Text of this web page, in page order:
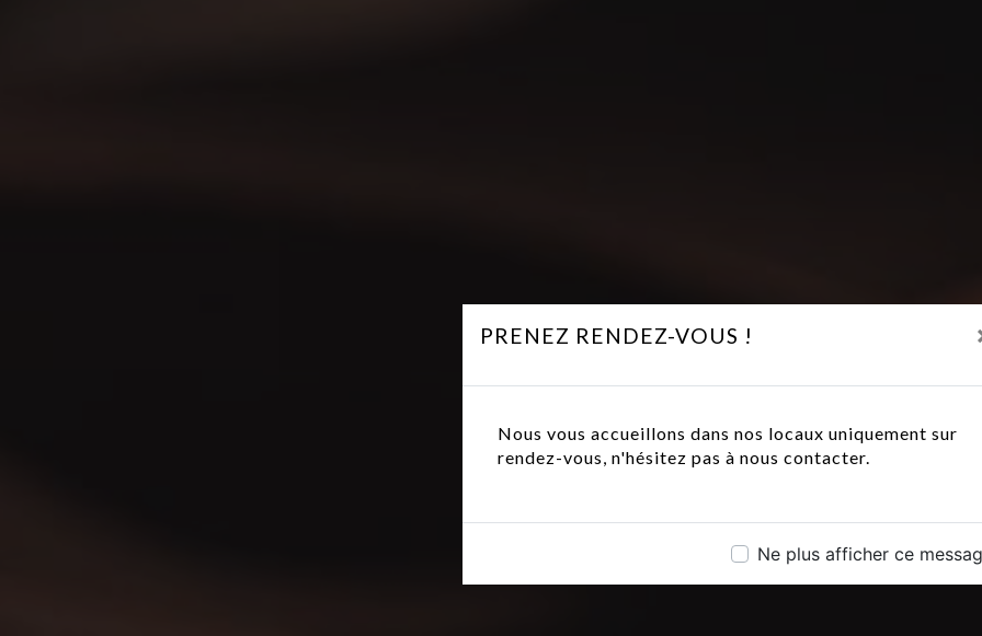
PRENEZ RENDEZ-VOUS !
Nous vous accueillons dans nos locaux uniquement sur
rendez-vous, n'hésitez pas à nous contacter.
Ne plus afficher ce